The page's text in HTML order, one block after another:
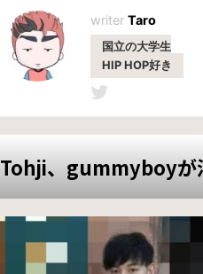
Taro
国立の大学生
HIP HOP好き
Tohji、gummyboyが